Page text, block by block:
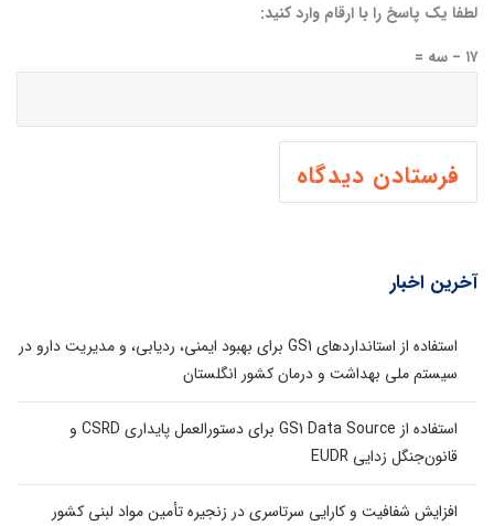
لطفا یک پاسخ را با ارقام وارد کنید:
۱۷ − سه =
آخرین اخبار
استفاده از استانداردهای GS1 برای بهبود ایمنی، ردیابی، و مدیریت دارو در
سیستم ملی بهداشت و درمان کشور انگلستان
استفاده از GS1 Data Source برای دستورالعمل پایداری CSRD و
قانون‌جنگل زدایی EUDR
افزایش شفافیت و کارایی سرتاسری در زنجیره تأمین مواد لبنی کشور